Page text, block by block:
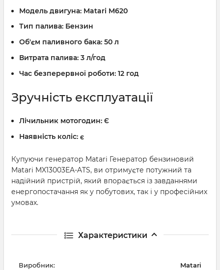
Модель двигуна: Matari M620
Тип палива: Бензин
Об'єм паливного бака: 50 л
Витрата палива: 3 л/год
Час безперервної роботи: 12 год
Зручність експлуатації
Лічильник мотогодин: Є
Наявність коліс: є
Купуючи генератор Matari Генератор бензиновий
Matari MX13003EA-ATS, ви отримуєте потужний та
надійний пристрій, який впорається із завданнями
енергопостачання як у побутових, так і у професійних
умовах.
Характеристики
Виробник: Matari